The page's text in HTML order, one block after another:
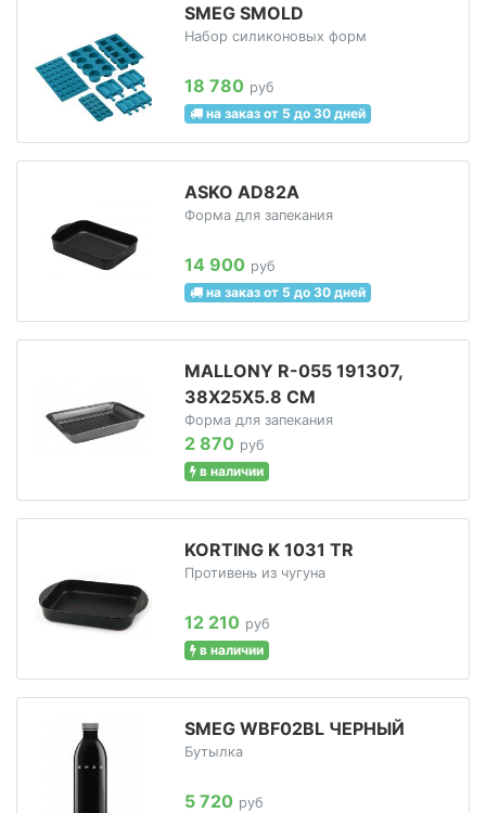
SMEG SMOLD
Набор силиконовых форм
18 780 руб
на заказ от 5 до 30 дней
ASKO AD82A
Форма для запекания
14 900 руб
на заказ от 5 до 30 дней
MALLONY R-055 191307,
38Х25Х5.8 СМ
Форма для запекания
2 870 руб
в наличии
KORTING K 1031 TR
Противень из чугуна
12 210 руб
в наличии
SMEG WBF02BL ЧЕРНЫЙ
Бутылка
5 720 руб